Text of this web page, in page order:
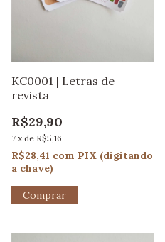
KC0001 | Letras de
revista
R$29,90
7 x de R$5,16
R$28,41 com PIX (digitando
a chave)